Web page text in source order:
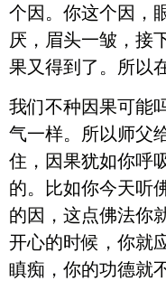
个因。你这个因，
厌，眉头一皱，接
果又得到了。所以
我们不种因果可能
气一样。所以师父
住，因果犹如你呼
的。比如你今天听
的因，这点佛法你
开心的时候，你就
瞋痴，你的功德就